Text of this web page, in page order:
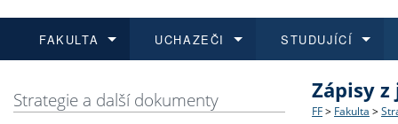
FAKULTA
Struktura
UCHAZEČI
Co
STUDUJÍCÍ
O vědě a
Aktuální
Strategie a další dokumenty Zápisy
FF > Fakulta >